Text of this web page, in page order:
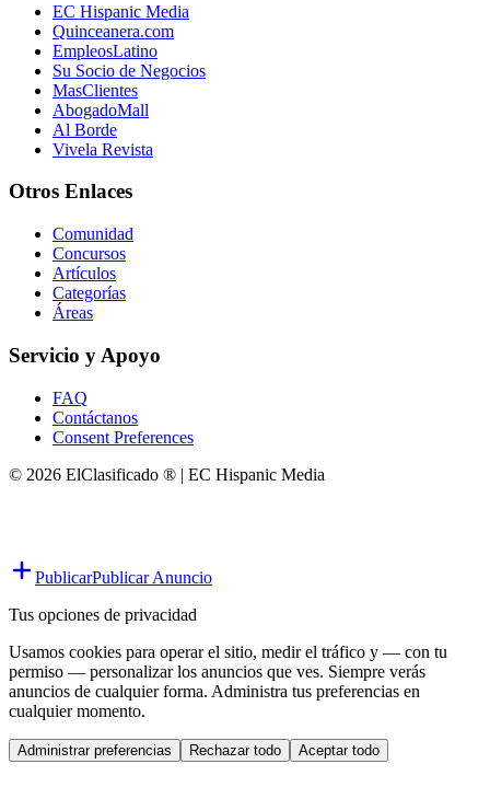
EC Hispanic Media
Quinceanera.com
EmpleosLatino
Su Socio de Negocios
MasClientes
AbogadoMall
Al Borde
Vivela Revista
Otros Enlaces
Comunidad
Concursos
Artículos
Categorías
Áreas
Servicio y Apoyo
FAQ
Contáctanos
Consent Preferences
© 2026 ElClasificado ® | EC Hispanic Media
PublicarPublicar Anuncio
Tus opciones de privacidad
Usamos cookies para operar el sitio, medir el tráfico y — con tu
permiso — personalizar los anuncios que ves. Siempre verás
anuncios de cualquier forma. Administra tus preferencias en
cualquier momento.
Administrar preferencias Rechazar todo Aceptar todo